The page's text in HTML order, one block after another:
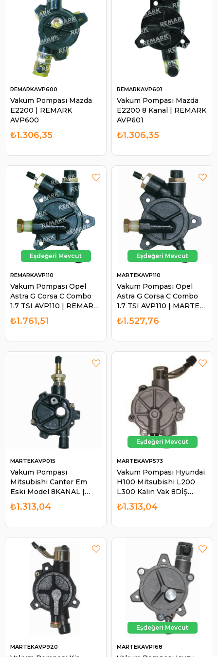
Vakum Pompası Mazda
E2200 | REMARK
AVP600
REMARKAVP600
₺1.306,35
Vakum Pompası Mazda
E2200 8 Kanal | REMARK
AVP601
REMARKAVP601
₺1.306,35
Vakum Pompası Opel
Astra G Corsa C Combo
1.7 TSI AVP110 | REMARK
AVP110
REMARKAVP110
₺1.761,51
Vakum Pompası Opel
Astra G Corsa C Combo
1.7 TSI AVP110 | MARTEK
AVP110
MARTEKAVP110
₺1.527,76
Vakum Pompası
Mitsubishi Canter Em
Eski Model 8KANAL |
MARTEK AVP015
MARTEKAVP015
₺1.313,04
Vakum Pompası Hyundai
H100 Mitsubishi L200
L300 Kalın Vak 8DİŞ
MIT1102-AVP573 |
MARTEK AVP573
MARTEKAVP573
₺1.313,04
MARTEKAVP920 MARTEKAVP168